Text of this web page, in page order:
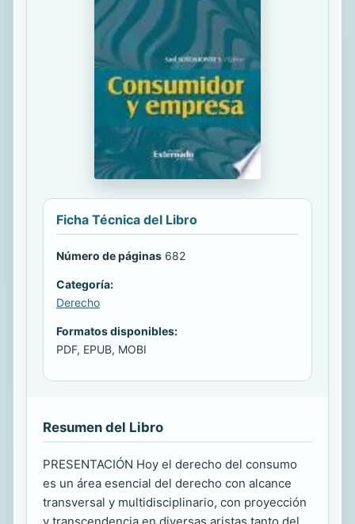
Ficha Técnica del Libro
Número de páginas 682
Categoría:
Derecho
Formatos disponibles:
PDF, EPUB, MOBI
Resumen del Libro
PRESENTACIÓN Hoy el derecho del consumo
es un área esencial del derecho con alcance
transversal y multidisciplinario, con proyección